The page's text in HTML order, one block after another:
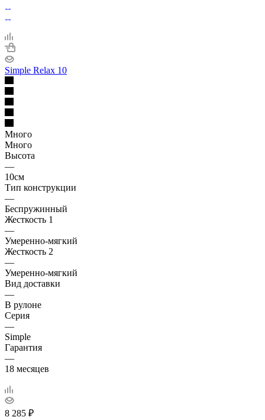
Simple Relax 10
Много
Много
Высота
—
10см
Тип конструкции
—
Беспружинный
Жесткость 1
—
Умеренно-мягкий
Жесткость 2
—
Умеренно-мягкий
Вид доставки
—
В рулоне
Серия
—
Simple
Гарантия
—
18 месяцев
8 285 ₽